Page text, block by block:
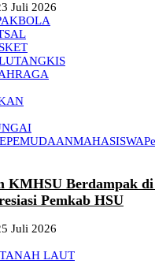
Juli 2026
MAHASISWA
KMHSU Berdampak di
Pemkab HSU
Juli 2026
TANAH LAUT